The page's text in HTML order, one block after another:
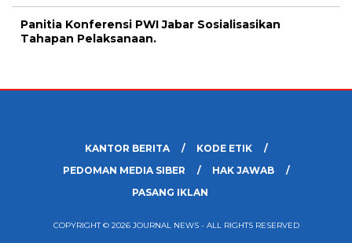
Panitia Konferensi PWI Jabar Sosialisasikan
Tahapan Pelaksanaan.
KANTOR BERITA
KODE ETIK
PEDOMAN MEDIA SIBER
HAK JAWAB
PASANG IKLAN
COPYRIGHT © 2026 JOURNAL NEWS - ALL RIGHTS RESERVED